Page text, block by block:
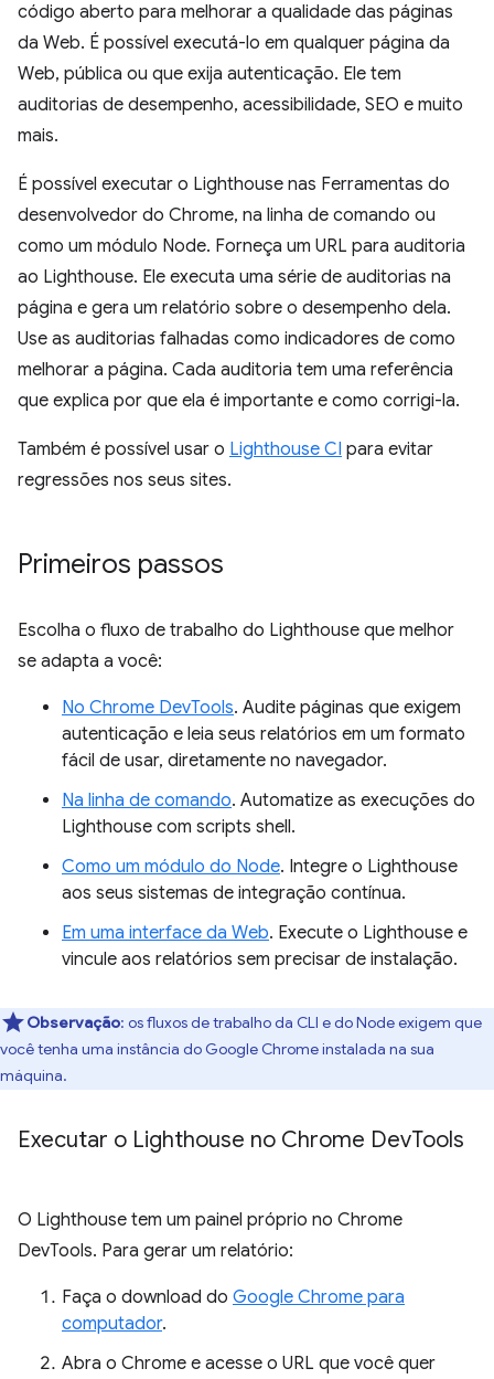
código aberto para melhorar a qualidade das páginas
da Web. É possível executá-lo em qualquer página da
Web, pública ou que exija autenticação. Ele tem
auditorias de desempenho, acessibilidade, SEO e muito
mais.
É possível executar o Lighthouse nas Ferramentas do
desenvolvedor do Chrome, na linha de comando ou
como um módulo Node. Forneça um URL para auditoria
ao Lighthouse. Ele executa uma série de auditorias na
página e gera um relatório sobre o desempenho dela.
Use as auditorias falhadas como indicadores de como
melhorar a página. Cada auditoria tem uma referência
que explica por que ela é importante e como corrigi-la.
Também é possível usar o Lighthouse CI para evitar
regressões nos seus sites.
Primeiros passos
Escolha o fluxo de trabalho do Lighthouse que melhor
se adapta a você:
No Chrome DevTools. Audite páginas que exigem
autenticação e leia seus relatórios em um formato
fácil de usar, diretamente no navegador.
Na linha de comando. Automatize as execuções do
Lighthouse com scripts shell.
Como um módulo do Node. Integre o Lighthouse
aos seus sistemas de integração contínua.
Em uma interface da Web. Execute o Lighthouse e
vincule aos relatórios sem precisar de instalação.
Observação: os fluxos de trabalho da CLI e do Node exigem que
você tenha uma instância do Google Chrome instalada na sua
máquina.
Executar o Lighthouse no Chrome DevTools
O Lighthouse tem um painel próprio no Chrome
DevTools. Para gerar um relatório:
Faça o download do Google Chrome para
computador.
Abra o Chrome e acesse o URL que você quer